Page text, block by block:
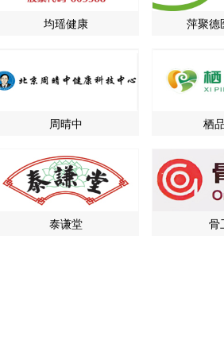
均瑶健康 萍聚德
周晴中 栖
泰谦堂 骨